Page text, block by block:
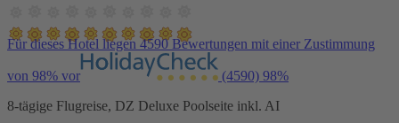
Für dieses Hotel liegen 4590 Bewertungen mit einer Zustimmung
von 98% vor (4590) 98%
8-tägige Flugreise, DZ Deluxe Poolseite inkl. AI